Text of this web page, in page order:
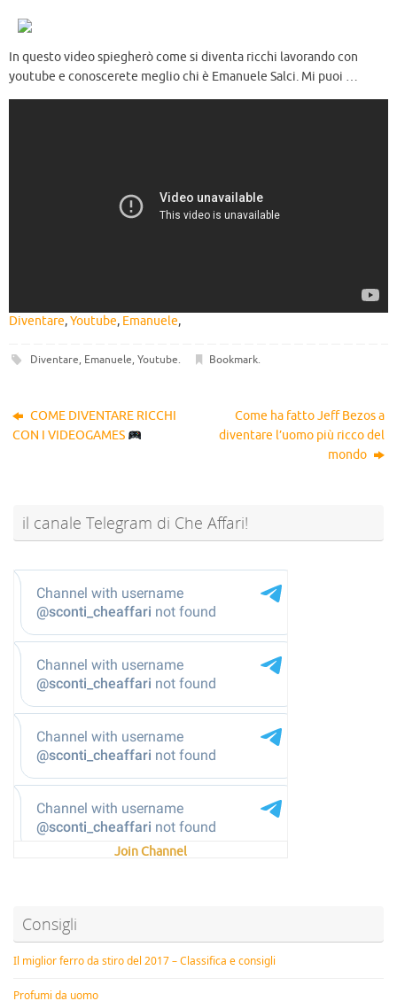
In questo video spiegherò come si diventa ricchi lavorando con
youtube e conoscerete meglio chi è Emanuele Salci. Mi puoi …
Diventare,Youtube, Emanuele,
Diventare, Emanuele, Youtube. Bookmark.
COME DIVENTARE RICCHI
CON I VIDEOGAMES
Come ha fatto Jeff Bezos a
diventare l’uomo più ricco del
mondo
il canale Telegram di Che Affari!
Join Channel
Consigli
Il miglior ferro da stiro del 2017 – Classifica e consigli
Profumi da uomo